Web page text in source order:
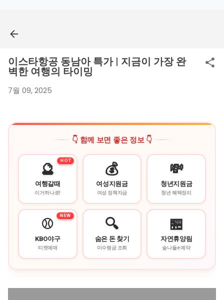
이스타항공 동남아 특가 | 지금이 가장 완
벽한 여행의 타이밍
7월 09, 2025
👇 함께 보면 좋은 정보 👇
HOT
🔮
여행갈때
이거하나로!
💰
여성지원금
여성 정책자금
💸
청년지원금
청년 혜택정리
NEW
⚾
KBO야구
티켓예매
🔍
숨은 돈 찾기
미수령금 조회
🏪
자연휴양림
숲나들e 예약